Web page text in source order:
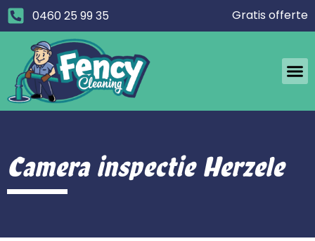
0460 25 99 35 Gratis offerte
Camera inspectie Herzele